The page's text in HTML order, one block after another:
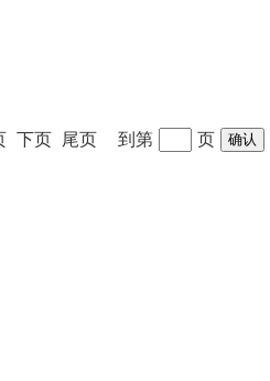
下页 尾页 到第 页